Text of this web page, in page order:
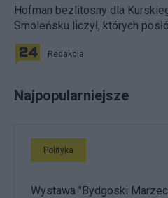
Hofman bezlitosny dla
Smoleńsku liczył, których
Redakcja
Najpopularniejsze
Polityka
Wystawa "Bydgoski